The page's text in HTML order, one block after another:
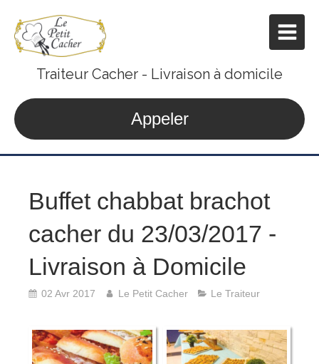
Traiteur Cacher - Livraison à domicile
Appeler
Buffet chabbat brachot
cacher du 23/03/2017 -
Livraison à Domicile
02 Avr 2017 Le Petit Cacher Le Traiteur